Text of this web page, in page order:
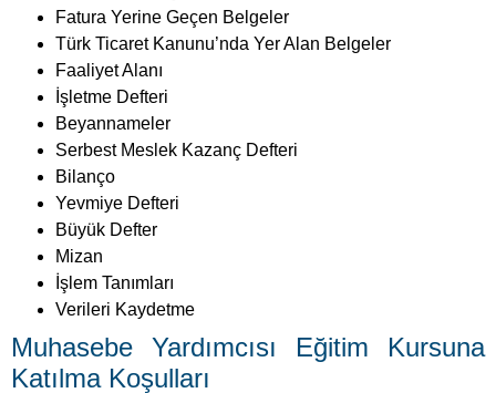
Fatura Yerine Geçen Belgeler
Türk Ticaret Kanunu’nda Yer Alan Belgeler
Faaliyet Alanı
İşletme Defteri
Beyannameler
Serbest Meslek Kazanç Defteri
Bilanço
Yevmiye Defteri
Büyük Defter
Mizan
İşlem Tanımları
Verileri Kaydetme
Muhasebe Yardımcısı Eğitim Kursuna
Katılma Koşulları